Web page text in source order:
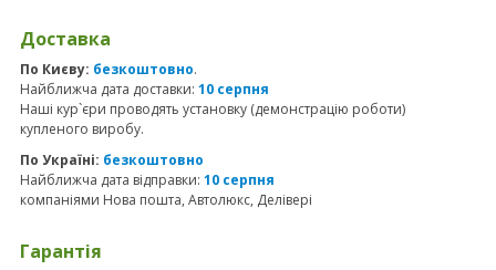
Доставка
По Києву: безкоштовно.
Найближча дата доставки: 10 серпня
Наші кур`єри проводять установку (демонстрацію роботи)
купленого виробу.
По Україні: безкоштовно
Найближча дата відправки: 10 серпня
компаніями Нова пошта, Автолюкс, Делівері
Гарантія